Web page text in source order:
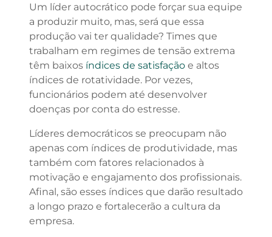
Um líder autocrático pode forçar sua equipe
a produzir muito, mas, será que essa
produção vai ter qualidade? Times que
trabalham em regimes de tensão extrema
têm baixos índices de satisfaçãoe altos
índices de rotatividade. Por vezes,
funcionários podem até desenvolver
doenças por conta do estresse.
Líderes democráticos se preocupam não
apenas com índices de produtividade, mas
também com fatores relacionados à
motivação e engajamento dos profissionais.
Afinal, são esses índices que darão resultado
a longo prazo e fortalecerão a cultura da
empresa.